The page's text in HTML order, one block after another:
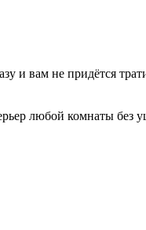
и вам не придётся
любой комнаты без